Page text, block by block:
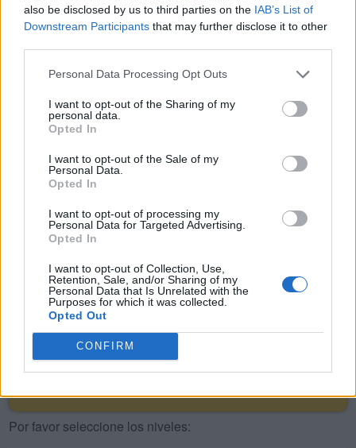
also be disclosed by us to third parties on the IAB’s List of
Downstream Participants that may further disclose it to other
Personal Data Processing Opt Outs
I want to opt-out of the Sharing of my
personal data.
Opted In
I want to opt-out of the Sale of my
Personal Data.
Opted In
I want to opt-out of processing my
Personal Data for Targeted Advertising.
Opted In
I want to opt-out of Collection, Use,
Retention, Sale, and/or Sharing of my
Personal Data that Is Unrelated with the
Purposes for which it was collected.
Opted Out
CONFIRM
M
O R
A
C
A R
O
O C
A
R
R M
R C
R C
A
R O M
A
M A R O
BUSCAR MÁS
RESPUESTAS
Por favor seleccione los niveles: